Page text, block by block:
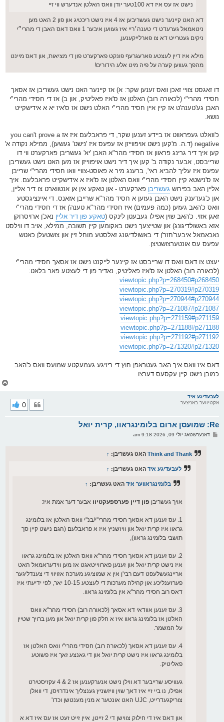
נישט אז עס איז דא 100טער יודן וואס האלטן אנדערש ווי זיי
דא האט קיינער נישט געשריבען אז 4 איז נישט ריכטיג און פון 2 האט מען
ניטאמאל גערעדט די טענה׳ריי איז געווען איבער 1 וואס דאס האבן די מהרי״י
ניקים געטרייט דא צו פארלייקענען,
מילא איז דיין לעצטע פארעגרעף פונקט פארקערט פון די מציאות, און דאס מיינט
מהפך געווען קערה על פיה מיט אלע הידורים!
דו זאגסט צוויי זאכן וואס זענען שקר: א) אז קיינער האט נישט געשריבן אז אסאך
חסידי מהרי"י (לכאורה רוב) האלטן אז ס'איז פאליטיק, און ב) אז די חסידי מהרי"י
האבן גע'טענה'ט אז קיין איין חסיד מהרי"י האלט נישט אז ס'איז יא א אידישקייט
נושא.
כ'וואלט געפראווט אז ביידע זענען שקר, די פראבלעם איז אז you can't prove a
negative (ד.ה. מ'קען נישט אויפווייזן אז עפעס איז 'נישט' געשען), ממילא נקודה א'
קען איך דיר גרינג פראוון אז חסידי מהר"א האבן 'יא' געשריבן פארקערט ווי דו
שרייבסט, אבער נקודה ב' קען איך דיר נישט אויפווייזן אז מען האט נישט געשריבן
עפעס איז עליך להביא ראי', ברענג מיר א פאוסט-צוויי וואו חסידי מהרי"י שרייבן
אז ס'נישטא קיין חסידי מהרי"י וואס האלטן אז ס'איז א אידישקייט פראבלעם. איך
אליין האב בפירוש געשריבן פארקערט - און טאקע אין אן אנטווארט צו דיר אליין,
און כ'געדענק נישט האבן געזען א חסיד מהר"א שרייבן אזאנס. די איינציגסטע
וואס כ'האב געזען (כמה פעמים) איז חסידי מהר"א טענה'ן אז די חסידי מהרי"י
זאגן אזוי. כ'האב שוין אפילו געבעטן לינקס (טאקע פון דיר אליין נאכ'ן ארויסרוקן
אזא באשולדיגונג) און שטייצעך נישט באקומען קיין תשובה, ממילא, אויב דו ווילסט
נאכאמאל איבער'חזר'ן די באשולדיגונג זאלסטע מוחל זיין און צושטעלן כאטש
עפעס עס אונטערצושטיצן.
יעצט צו דאס וואס דו שרייבסט אז קיינער לייקנט נישט אז אסאך חסידי מהרי"י
(לכאורה רוב) האלטן אז ס'איז פאליטיק, נאדיר פון די לעצטע פאר בלאט:
viewtopic.php?p=268450#p268450
viewtopic.php?p=270319#p270319
viewtopic.php?p=270944#p270944
viewtopic.php?p=271087#p271087
viewtopic.php?p=271159#p271159
viewtopic.php?p=271188#p271188
viewtopic.php?p=271192#p271192
viewtopic.php?p=271320#p271320
דאס איז וואס איך האב געטראפן חוץ די ריזיגע געמעקטע שמועס וואס כ'האב
כמובן נישט קיין עקסעס דערצו.
לעבעדיגע איד
אקטיווער באניצער
Re: שמועסן ארום בלומינגראוו, קרית יואל
0
פדאנערשטאג יולי 09, 2026 9:18 am
Think and Thank האט געשריבן: ↑
לעבעדיגע איד האט געשריבן: ↑
בלומינגראווער איד האט געשריבן: ↑
אויך געשריבן פון דיין פערספעקטיוו אבער דער אמת איז:
1. עס זענען דא אסאך חסידי מהרי"י/בנ"י וואס האלטן אז בלומינג
גראוו איז קרית יואל און וויזשניץ איז א פראבלעם (הגם נישט קיין סך
תושבי בלומינג גראוו),
2. עס זענען דא אסאך חסידי מהר"א וואס האלטן אז בלומינג גראוו
איז נישט קרית יואל און זענען פארווייטאגט אז מען ווידעראמאל האט
אריינגעשלעפט דעם רבי'ן אין א שמוציגע מערכה אזויווי די צענדליגער
פערזענליכע און קהילה מערכות די לעצטע 10-15 יאר, לפי ידיעתי איז
דאס רוב חסידי מהר"א אין בלומינג גראוו.
3. עס זענען אוודאי דא אסאך (לכאורה רוב) חסידי מהר"א וואס
האלטן אז בלומינג גראוו איז א חלק פון קרית יואל און מען ברויך שטיין
על המשמר.
4. עס זענען דא אסאך (לכאורה רוב) חסידי מהרי"י וואס האלטן אז
בלומינג גראוו איז נישט קרית יואל און די גאנצע זאך איז פשוטע
פאליטיק.
געוויסע שרייבער דא ווילן נישט אנערקענען אז 2 & 4 עקזיסטירט
אפילו, נו ביי זיי איז דאך שוין וויזשניץ גענצליך אינדרויסן, די וואלן
צוריקגעדרייט, UJC האט אונטער א מנין מענטשן וכדו'
און דאס איז די חילוק צווישן די 2 זייטן, איין זייט זעט אז עס איז דא א